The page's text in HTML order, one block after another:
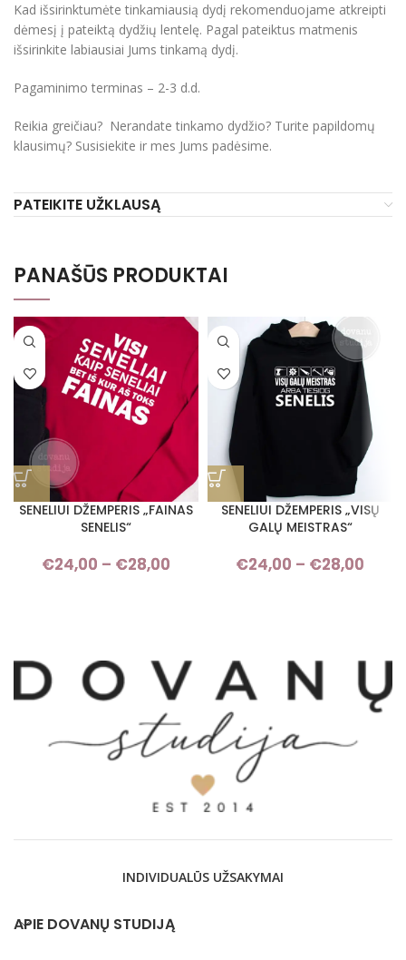
Kad išsirinktumėte tinkamiausią dydį rekomenduojame atkreipti
dėmesį į pateiktą dydžių lentelę. Pagal pateiktus matmenis
išsirinkite labiausiai Jums tinkamą dydį.
Pagaminimo terminas – 2-3 d.d.
Reikia greičiau? Nerandate tinkamo dydžio? Turite papildomų
klausimų? Susisiekite ir mes Jums padėsime.
PATEIKITE UŽKLAUSĄ
PANAŠŪS PRODUKTAI
SENELIUI DŽEMPERIS „FAINAS
SENELIS“
€24,00 – €28,00
Price range: €24,00 through
SENELIUI DŽEMPERIS „VISŲ
GALŲ MEISTRAS“
€24,00 – €28,00
INDIVIDUALŪS UŽSAKYMAI
APIE DOVANŲ STUDIJĄ